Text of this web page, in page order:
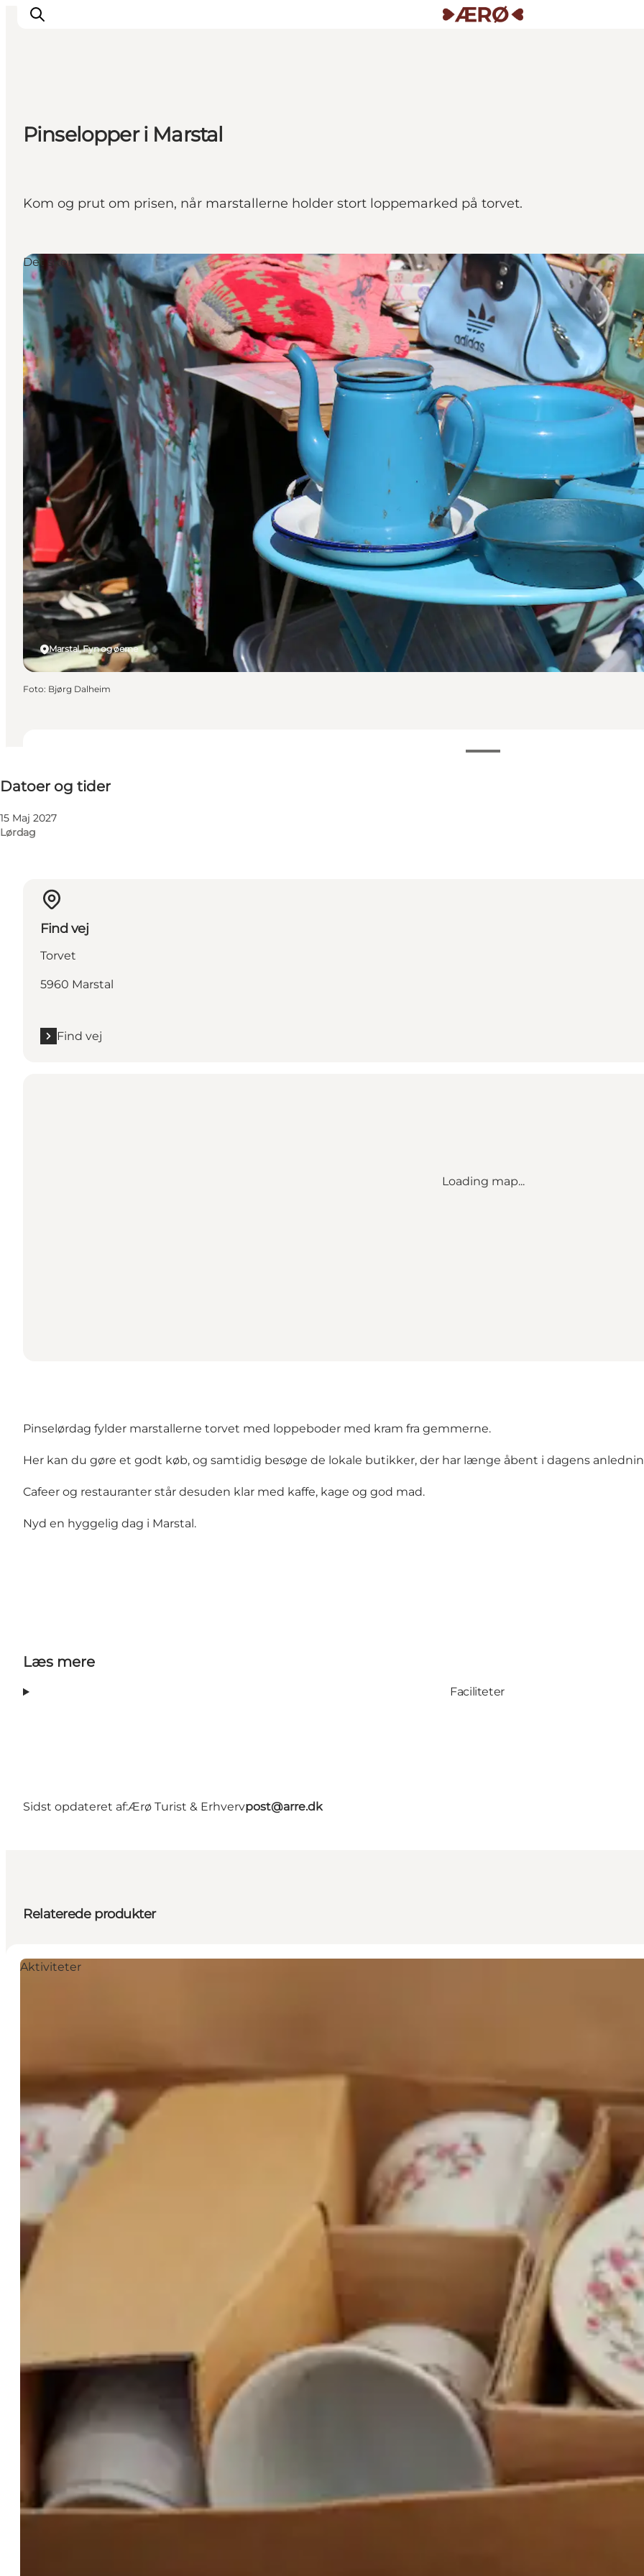
Overnatning
Spisesteder
Planlæg ferien
Pinselopper i Marstal
Kom og prut om prisen, når marstallerne holder stort loppemarked på torvet.
Datoer og tider
15 Maj 2027
Lørdag
Marstal, Fyn og øerne
Det sker
Foto: Bjørg Dalheim
Find vej
Torvet
5960 Marstal
Find vej
Loading map...
Pinselørdag fylder marstallerne torvet med loppeboder med kram fra gemmerne.
Her kan du gøre et godt køb, og samtidig besøge de lokale butikker, der har længe åbent i dagens
Cafeer og restauranter står desuden klar med kaffe, kage og god mad.
Nyd en hyggelig dag i Marstal.
Læs mere
Faciliteter
Sidst opdateret af:Ærø Turist & Erhvervpost@arre.dk
Relaterede produkter
Aktiviteter